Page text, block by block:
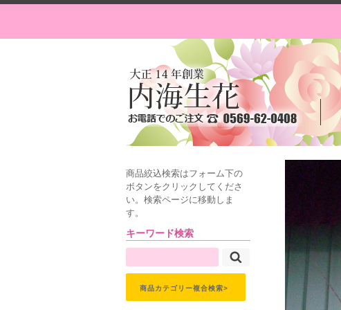
商品絞込検索はフォーム下の
ボタンをクリックしてくださ
い。検索ページに移動しま
す。
キーワード検索
商品カテゴリー複合検索>